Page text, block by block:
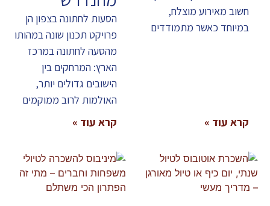
חשוב מאירוע מוצלח,
במיוחד כאשר מתמודדים
קרא עוד »
הסעות לחתונה בצפון הן
פרויקט תכנון שונה במהותו
מהסעה לחתונה במרכז
הארץ: המרחקים בין
הישובים גדולים יותר,
האולמות לרוב ממוקמים
קרא עוד »